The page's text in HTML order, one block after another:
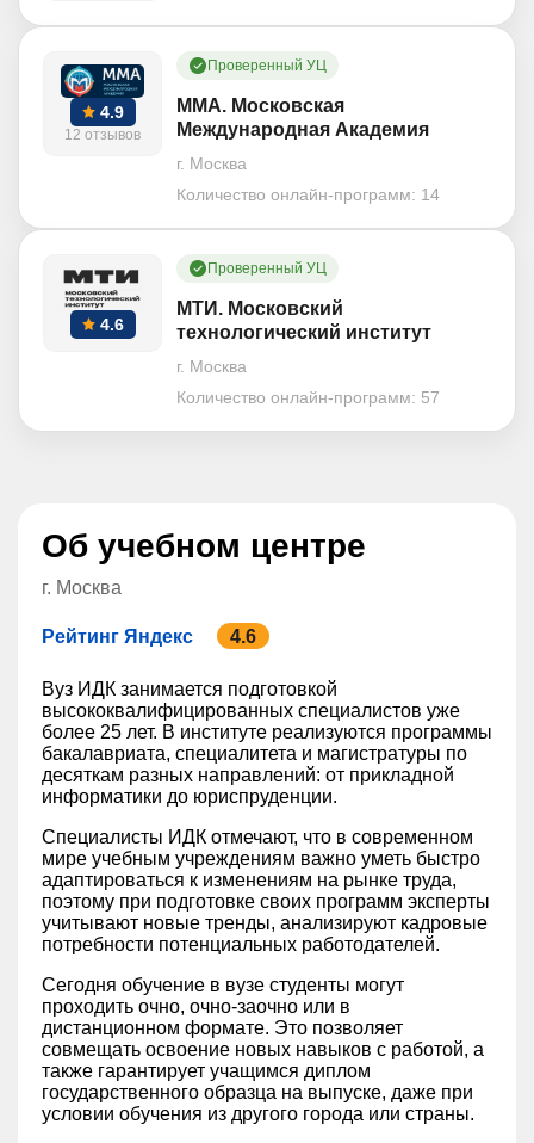
4.9
12 отзывов
Проверенный УЦ
ММА. Московская
Международная Академия
г. Москва
Количество онлайн-программ: 14
4.6
Проверенный УЦ
МТИ. Московский
технологический институт
г. Москва
Количество онлайн-программ: 57
Об учебном центре
г. Москва
Рейтинг Яндекс 4.6
Вуз ИДК занимается подготовкой
высококвалифицированных специалистов уже
более 25 лет. В институте реализуются программы
бакалавриата, специалитета и магистратуры по
десяткам разных направлений: от прикладной
информатики до юриспруденции.
Специалисты ИДК отмечают, что в современном
мире учебным учреждениям важно уметь быстро
адаптироваться к изменениям на рынке труда,
поэтому при подготовке своих программ эксперты
учитывают новые тренды, анализируют кадровые
потребности потенциальных работодателей.
Сегодня обучение в вузе студенты могут
проходить очно, очно-заочно или в
дистанционном формате. Это позволяет
совмещать освоение новых навыков с работой, а
также гарантирует учащимся диплом
государственного образца на выпуске, даже при
условии обучения из другого города или страны.